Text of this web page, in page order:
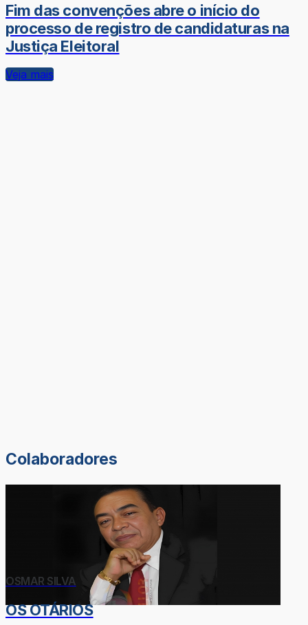
Fim das convenções abre o início do
processo de registro de candidaturas na
Justiça Eleitoral
Veja mais
Colaboradores
OSMAR SILVA
OS OTÁRIOS